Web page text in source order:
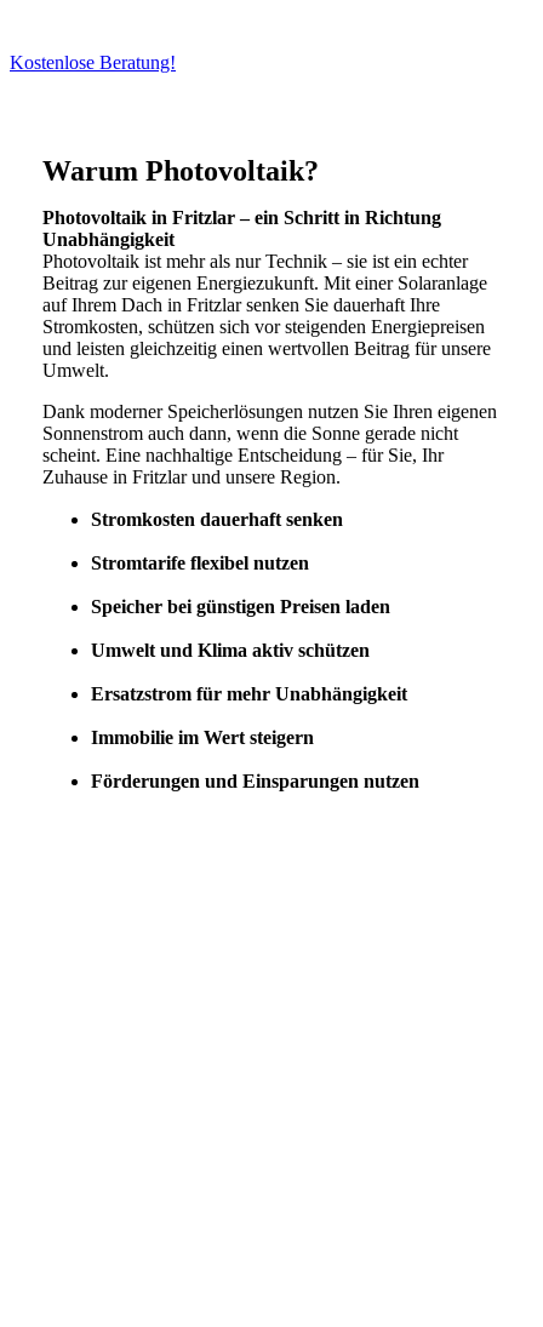
Kostenlose Beratung!
Warum Photovoltaik?
Photovoltaik in Fritzlar – ein Schritt in Richtung
Unabhängigkeit
Photovoltaik ist mehr als nur Technik – sie ist ein echter
Beitrag zur eigenen Energiezukunft. Mit einer Solaranlage
auf Ihrem Dach in Fritzlar senken Sie dauerhaft Ihre
Stromkosten, schützen sich vor steigenden Energiepreisen
und leisten gleichzeitig einen wertvollen Beitrag für unsere
Umwelt.
Dank moderner Speicherlösungen nutzen Sie Ihren eigenen
Sonnenstrom auch dann, wenn die Sonne gerade nicht
scheint. Eine nachhaltige Entscheidung – für Sie, Ihr
Zuhause in Fritzlar und unsere Region.
Stromkosten dauerhaft senken
Stromtarife flexibel nutzen
Speicher bei günstigen Preisen laden
Umwelt und Klima aktiv schützen
Ersatzstrom für mehr Unabhängigkeit
Immobilie im Wert steigern
Förderungen und Einsparungen nutzen